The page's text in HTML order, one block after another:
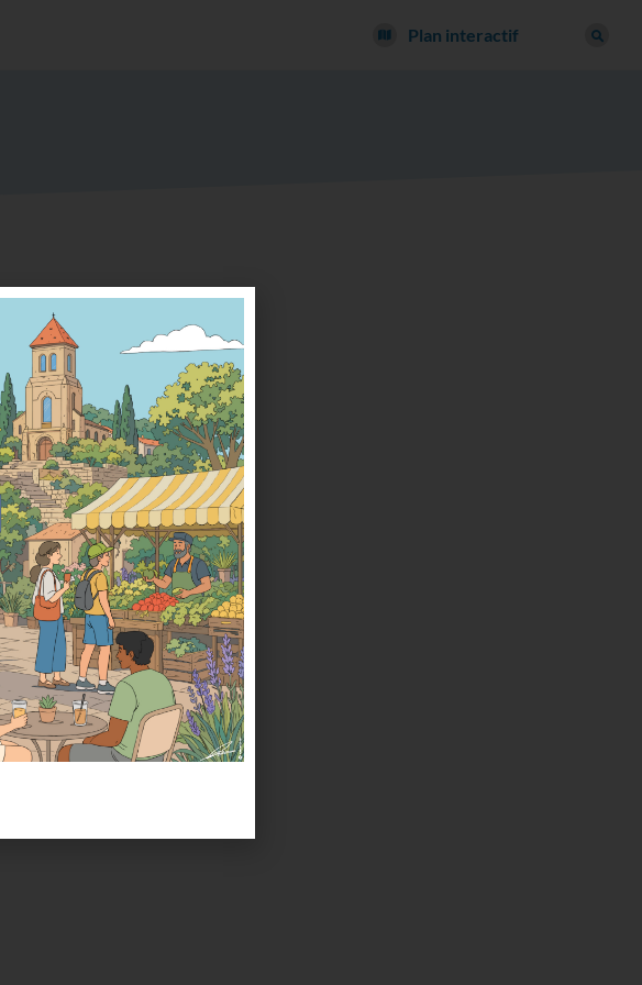
Plan interactif